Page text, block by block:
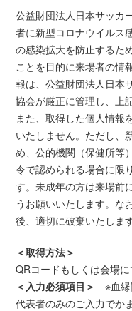
公益財団法人日本サッカ
者に新型コロナウイルス
の感染拡大を防止するた
ことを目的に来場者の情
報は、公益財団法人日本
協会が厳正に管理し、上
また、取得した個人情報
いたしません。ただし、
め、公的機関（保健所等
令で認められる場合に限
す。未成年の方は来場前
うお願いいたします。な
後、適切に破棄いたします
＜取得方法＞
QRコードもしくは会場に
＜入力必須項目＞
※血縁
代表者のみのご入力でか